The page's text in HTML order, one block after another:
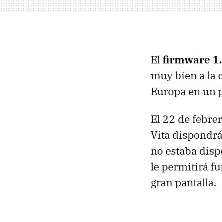
Elfirmware
muy bien a la
Europa en un
El 22 de
Vita
no estaba
le permitirá
gran pantalla.